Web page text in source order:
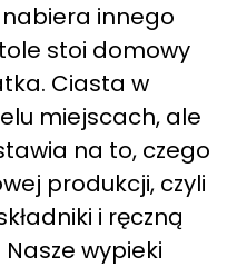
innego
stoi domowy
Ciasta w
miejscach, ale
na to, czego
produkcji, czyli
i ręczną
wypieki